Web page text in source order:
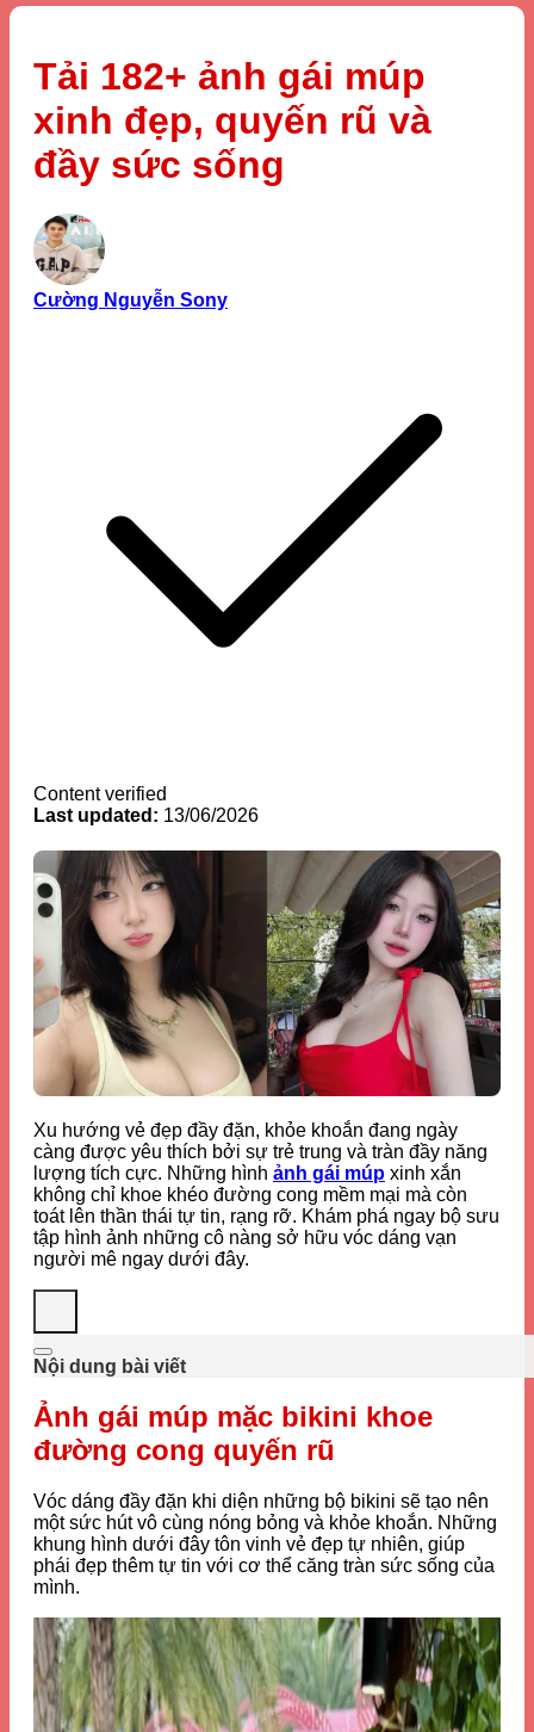
Tải 182+ ảnh gái múp
xinh đẹp, quyến rũ và
đầy sức sống
Cường Nguyễn Sony
Content verified
Last updated: 13/06/2026
Xu hướng vẻ đẹp đầy đặn, khỏe khoắn đang ngày
càng được yêu thích bởi sự trẻ trung và tràn đầy năng
lượng tích cực. Những hình ảnh gái múp xinh xắn
không chỉ khoe khéo đường cong mềm mại mà còn
toát lên thần thái tự tin, rạng rỡ. Khám phá ngay bộ sưu
tập hình ảnh những cô nàng sở hữu vóc dáng vạn
người mê ngay dưới đây.
Nội dung bài viết
Ảnh gái múp mặc bikini khoe
đường cong quyến rũ
Vóc dáng đầy đặn khi diện những bộ bikini sẽ tạo nên
một sức hút vô cùng nóng bỏng và khỏe khoắn. Những
khung hình dưới đây tôn vinh vẻ đẹp tự nhiên, giúp
phái đẹp thêm tự tin với cơ thể căng tràn sức sống của
mình.